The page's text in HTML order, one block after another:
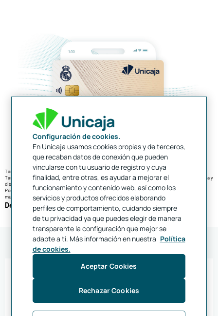
Tarjeta Madridista Premium Unicaja 5
Tanto si ya eres Madridista Premium como si no… ¡hazte con la Tarjeta Madridista Premium Unicaja y
disfruta de todas sus ventajas únicas!
Podrás disfrutar de descuentos en entradas a partidos, tour del Bernabeu, productos oficiales y
muchas otras ventajas.
Descubre la Tarjeta Madridista Premium
Configuración de cookies.
En Unicaja usamos cookies propias y de terceros,
que recaban datos de conexión que pueden
vincularse con tu usuario de registro y cuya
finalidad, entre otras, es ayudar a mejorar el
funcionamiento y contenido web, así como los
servicios y productos ofrecidos elaborando
perfiles de comportamiento, cuidando siempre
de tu privacidad ya que puedes elegir de manera
transparente la configuración que mejor se
adapte a ti. Más información en nuestra Política
de cookies.
Rechazar Cookies
Aceptar Cookies